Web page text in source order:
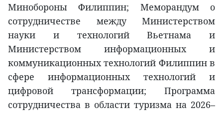
Минобороны Филиппин; Меморандум о
сотрудничестве между Министерством
науки и технологий Вьетнама и
Министерством информационных и
коммуникационных технологий Филиппин в
сфере информационных технологий и
цифровой трансформации; Программа
сотрудничества в области туризма на 2026–